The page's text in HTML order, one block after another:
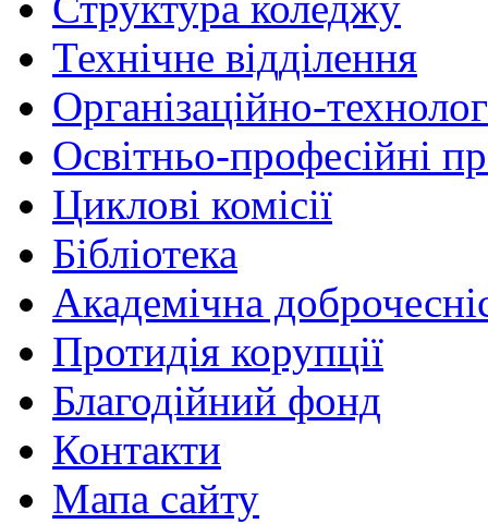
Технічне відділення
Організаційно-
Освітньо-професійні
Циклові комісії
Бібліотека
Академічна
Протидія корупції
Благодійний фонд
Контакти
Мапа сайту